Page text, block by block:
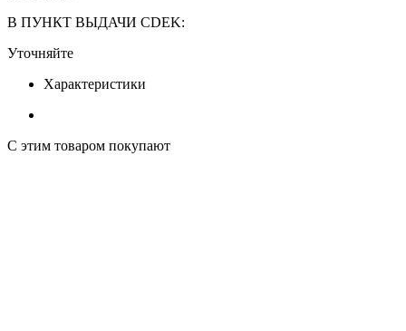
В ПУНКТ ВЫДАЧИ CDEK:
Уточняйте
Характеристики
С этим товаром покупают